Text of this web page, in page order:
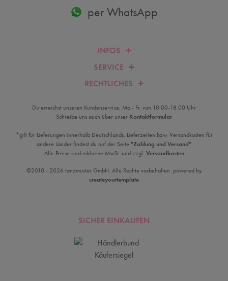
INFOS
SERVICE
RECHTLICHES
per WhatsApp
Du erreichst unseren Kundenservice: Mo.- Fr. von 10.00-18.00 Uhr
Schreibe uns auch über unser Kontaktformular
*gilt für Lieferungen innerhalb Deutschlands. Lieferzeiten bzw. Versandkosten für
andere Länder findest du auf der Seite "Zahlung und Versand"
Alle Preise sind inklusive MwSt. und zzgl. Versandkosten
©2010 - 2026 tanzmuster GmbH. Alle Rechte vorbehalten. powered by
createyourtemplate
SICHER EINKAUFEN